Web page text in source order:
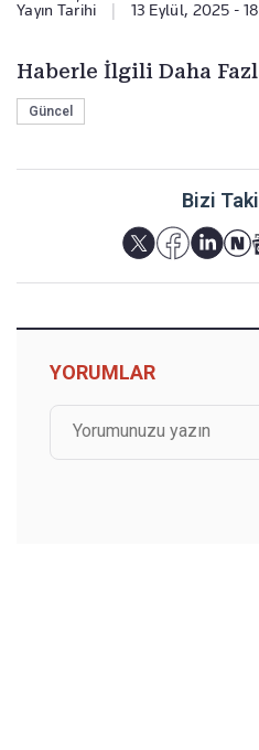
Yayın Tarihi 13 Eylül, 2025 -
Haberle İlgili Daha
Güncel
Bizi
YORUMLAR